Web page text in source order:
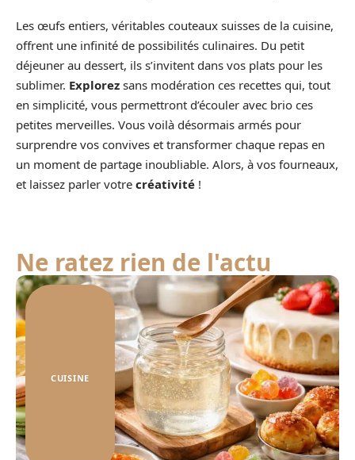
Les œufs entiers, véritables couteaux suisses de la cuisine,
offrent une infinité de possibilités culinaires. Du petit
déjeuner au dessert, ils s’invitent dans vos plats pour les
sublimer. Explorez sans modération ces recettes qui, tout
en simplicité, vous permettront d’écouler avec brio ces
petites merveilles. Vous voilà désormais armés pour
surprendre vos convives et transformer chaque repas en
un moment de partage inoubliable. Alors, à vos fourneaux,
et laissez parler votre créativité !
Ne ratez rien de l'actu
CUISINE